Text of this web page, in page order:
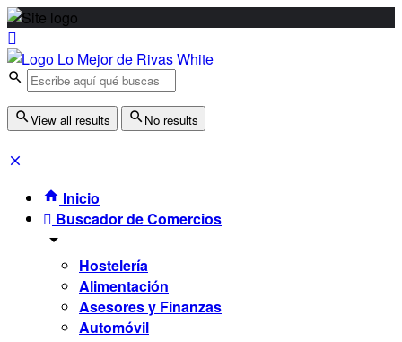
View all results No results
Inicio
Buscador de Comercios
Hostelería
Alimentación
Asesores y Finanzas
Automóvil